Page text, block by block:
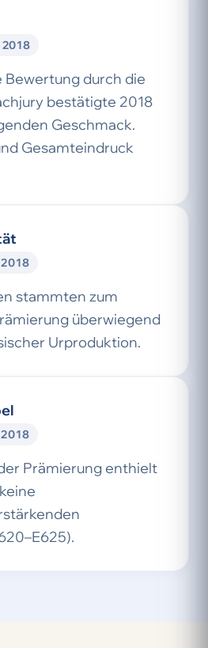
Bewertung durch die
bestätigte 2018
Geschmack.
Gesamteindruck
stammten zum
überwiegend
Urproduktion.
Prämierung enthielt